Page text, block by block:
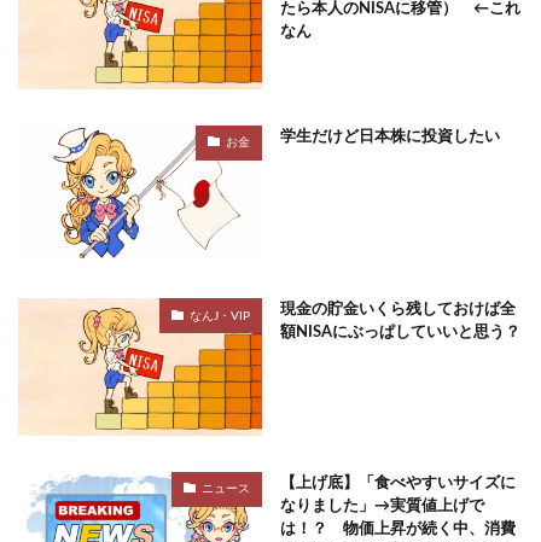
たら本人のNISAに移管） ←これ
なん
お金 学生だけど日本株に投資したい
なんJ・VIP
現金の貯金いくら残しておけば全
額NISAにぶっぱしていいと思う？
ニュース
【上げ底】「食べやすいサイズに
なりました」→実質値上げで
は！？ 物価上昇が続く中、消費